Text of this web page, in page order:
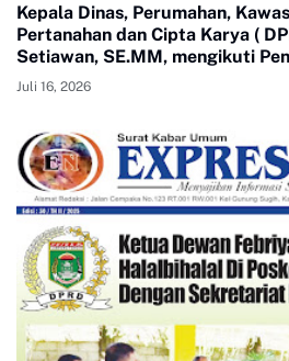
Kepala Dinas, Perumahan,
Pertanahan dan Cipta Karya (
Setiawan, SE.MM, mengikuti
Kepemimpinan Nasional ( PKN)
tahun 2026.
Juli 16, 2026